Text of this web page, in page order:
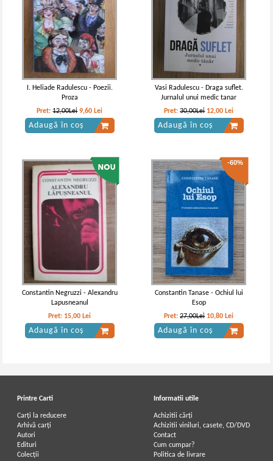
I. Heliade Radulescu - Poezii.
Proza
Pret:12,00Lei 9,60 Lei
Adaugă în coș
Vasi Radulescu - Draga suflet.
Jurnalul unui medic tanar
Pret:30,00Lei 12,00 Lei
Adaugă în coș
Constantin Negruzzi - Alexandru
Lapusneanul
Pret: 15,00 Lei
Adaugă în coș
-60%
Constantin Tanase - Ochiul lui
Esop
Pret:27,00Lei 10,80 Lei
Adaugă în coș
Printre Carti
Carți la reducere
Arhivă carți
Autori
Edituri
Colecții
Informatii utile
Achizitii cărți
Achizitii viniluri, casete, CD/DVD
Contact
Cum cumpar?
Politica de livrare